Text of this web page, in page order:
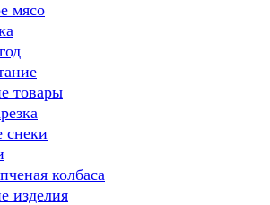
мясо
товары
колбаса
изделия